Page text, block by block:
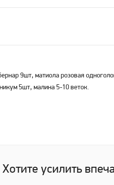
9шт, матиола розовая
5шт, малина 5-10 веток.
Хотите усилить